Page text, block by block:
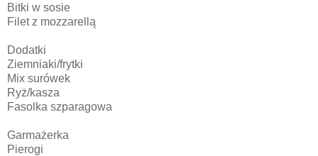
Bitki w sosie
Filet z mozzarellą
Dodatki
Ziemniaki/frytki
Mix surówek
Ryż/kasza
Fasolka szparagowa
Garmażerka
Pierogi